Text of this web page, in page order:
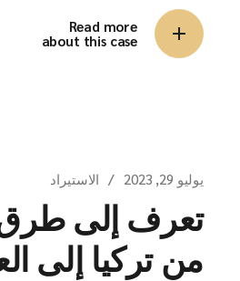
Read more
about this case
يوليو 29, 2023 الاستيراد
تعرف إلى
من تركيا إلى